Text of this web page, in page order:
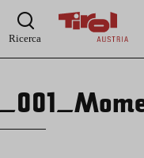
Ricerca